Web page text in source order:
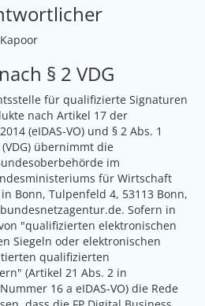
§ 2 VDG
für qualifizierte Signaturen
nach Artikel 17 der
(eIDAS-VO) und § 2 Abs. 1
übernimmt die
im
für Wirtschaft
Bonn, Tulpenfeld 4, 53113 Bonn,
. Sofern in
"qualifizierten elektronischen
Siegeln oder elektronischen
qualifizierten
(Artikel 21 Abs. 2 in
16 a eIDAS-VO) die Rede